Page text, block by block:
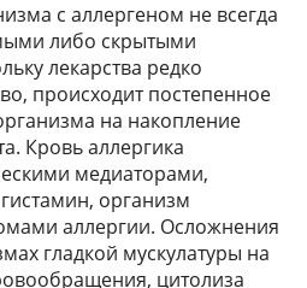
с аллергеном не всегда
либо скрытыми
лекарства редко
происходит постепенное
на накопление
Кровь аллергика
медиаторами,
организм
аллергии. Осложнения
гладкой мускулатуры на
цитолиза